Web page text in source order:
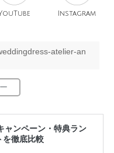
Instagram
atelier-an
ャンペーン・特典ラン
を徹底比較